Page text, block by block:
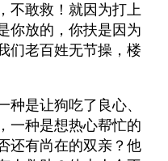
不敢救！就因为打上
你放的，你扶是因为
们老百姓无节操，楼
种是让狗吃了良心、
一种是想热心帮忙的
还有尚在的双亲？他